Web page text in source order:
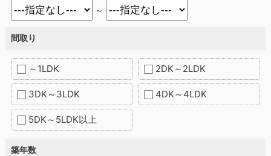
～
間取り
～1LDK 2DK～2LDK
3DK～3LDK 4DK～4LDK
5DK～5LDK以上
築年数